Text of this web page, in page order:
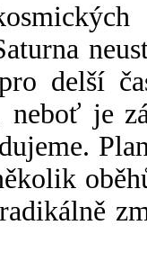
delší
je